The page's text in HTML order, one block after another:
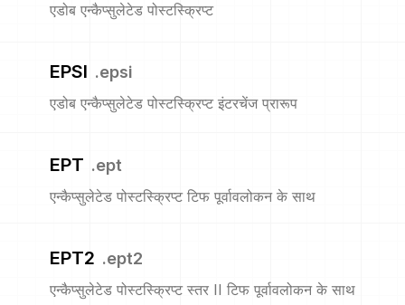
एडोब एन्कैप्सुलेटेड पोस्टस्क्रिप्ट
EPSI .epsi
एडोब एन्कैप्सुलेटेड पोस्टस्क्रिप्ट इंटरचेंज प्रारूप
EPT .ept
एन्कैप्सुलेटेड पोस्टस्क्रिप्ट टिफ पूर्वावलोकन के साथ
EPT2 .ept2
एन्कैप्सुलेटेड पोस्टस्क्रिप्ट स्तर II टिफ पूर्वावलोकन के साथ